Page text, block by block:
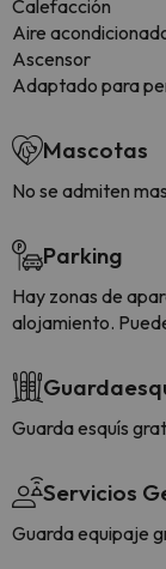
Calefacción
Aire
Ascensor
Adaptado para
Mascotas
No se admiten
Parking
Hay zonas de
alojamiento.
Guarda esquís
Servicios
Guarda equipaje